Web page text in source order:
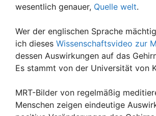
wesentlich genauer, Quelle welt.
Wer der englischen Sprache
ich dieses Wissenschaftsvideo zur
dessen Auswirkungen auf das
Es stammt von der Universität von
MRT-Bilder von regelmäßig
Menschen zeigen eindeutige